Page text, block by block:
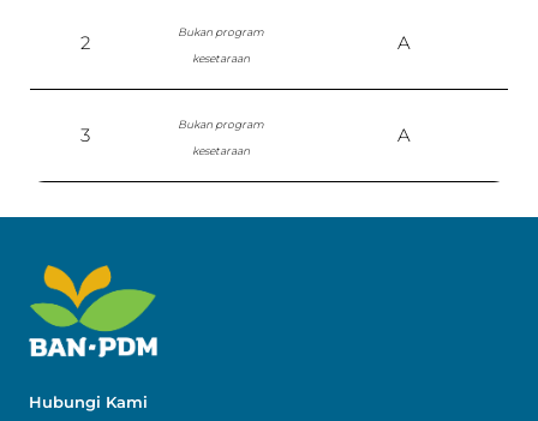
2
Bukan program
kesetaraan
A
3
Bukan program
kesetaraan
A
Hubungi Kami